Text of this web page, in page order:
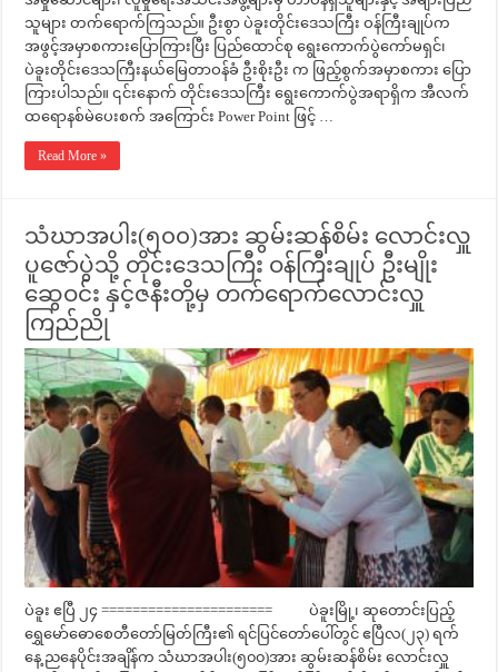
သူများ တက်ရောက်ကြသည်။ ဦးစွာ ပဲခူးတိုင်းဒေသကြီး ဝန်ကြီးချုပ်က
အဖွင့်အမှာစကားပြောကြားပြီး ပြည်ထောင်စု ရွေးကောက်ပွဲကော်မရှင်၊
ပဲခူးတိုင်းဒေသကြီးနယ်မြေတာဝန်ခံ ဦးစိုးဦး က ဖြည့်စွက်အမှာစကား ပြော
ကြားပါသည်။ ၎င်းနောက် တိုင်းဒေသကြီး ရွေးကောက်ပွဲအရာရှိက အီလက်
ထရောနစ်မဲပေးစက် အကြောင်း Power Point ဖြင့် …
Read More »
သံဃာအပါး(၅၀၀)အား ဆွမ်းဆန်စိမ်း လောင်းလှူ
ပူဇော်ပွဲသို့ တိုင်းဒေသကြီး ဝန်ကြီးချုပ် ဦးမျိုး
ဆွေဝင်း နှင့်ဇနီးတို့မှ တက်ရောက်လောင်းလှူ
ကြည်ညို
ပဲခူး ဧပြီ ၂၄ ====================== ပဲခူးမြို့၊ ဆုတောင်းပြည့်
ရွှေမော်ဓောစေတီတော်မြတ်ကြီး၏ ရင်ပြင်တော်ပေါ်တွင် ဧပြီလ(၂၃) ရက်
နေ့ ညနေပိုင်းအချိန်က သံဃာအပါး(၅၀၀)အား ဆွမ်းဆန်စိမ်း လောင်းလှူ